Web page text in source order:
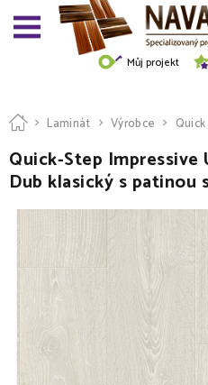
Můj projekt
Laminát Výrobce
Quick-Step Impressive
Dub klasický s patinou